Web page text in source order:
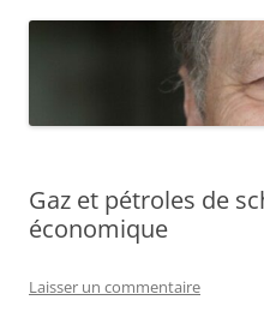
Gaz et pétroles de
économique
Laisser un commentaire